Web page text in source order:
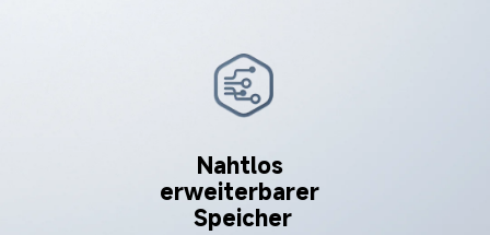
Nahtlos
erweiterbarer
Speicher